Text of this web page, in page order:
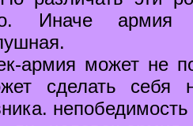
Иначе армия
армия может не
сделать себя